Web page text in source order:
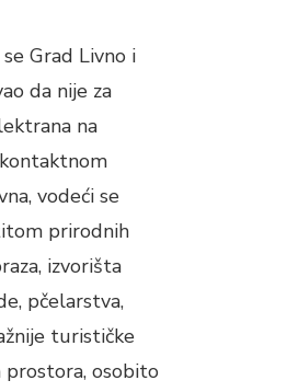
Grad Livno i
da nije za
na
vodeći se
prirodnih
izvorišta
pčelarstva,
turističke
prostora, osobito